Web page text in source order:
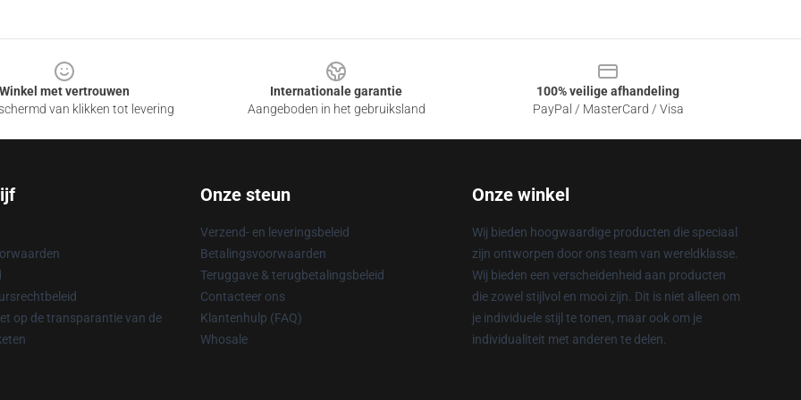
Winkel met vertrouwen
van klikken tot levering
Internationale garantie
Aangeboden in het gebruiksland
100% veilige afhandeling
PayPal / MasterCard / Visa
op de transparantie van de
Onze steun
Verzend- en leveringsbeleid
Betalingsvoorwaarden
Teruggave & terugbetalingsbeleid
Contacteer ons
Klantenhulp (FAQ)
Whosale
Onze winkel
Wij bieden hoogwaardige producten die speciaal
zijn ontworpen door ons team van wereldklasse.
Wij bieden een verscheidenheid aan producten
die zowel stijlvol en mooi zijn. Dit is niet alleen om
je individuele stijl te tonen, maar ook om je
individualiteit met anderen te delen.